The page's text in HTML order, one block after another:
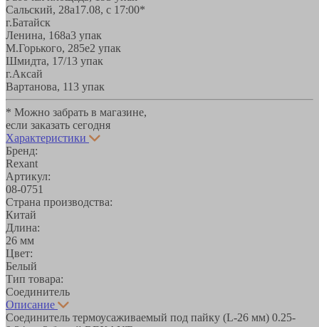
Сальский, 28a17.08, с 17:00*
г.Батайск
Ленина, 168а3 упак
М.Горького, 285е2 упак
Шмидта, 17/13 упак
г.Аксай
Вартанова, 113 упак
* Можно забрать в магазине,
если заказать сегодня
Характеристики
Бренд:
Rexant
Артикул:
08-0751
Страна производства:
Китай
Длина:
26 мм
Цвет:
Белый
Тип товара:
Соединитель
Описание
Соединитель термоусаживаемый под пайку (L-26 мм) 0.25-